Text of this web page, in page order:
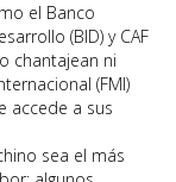
el Banco
(BID) y CAF
chantajean ni
(FMI)
accede a sus
sea el más